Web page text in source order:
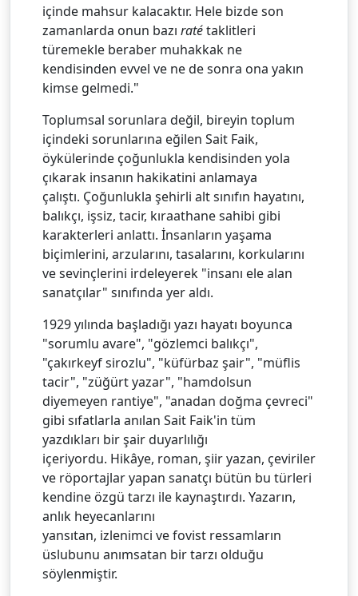
içinde mahsur kalacaktır. Hele bizde son
zamanlarda onun bazı ratétaklitleri
türemekle beraber muhakkak ne
kendisinden evvel ve ne de sonra ona yakın
kimse gelmedi."
Toplumsal sorunlara değil, bireyin toplum
içindeki sorunlarına eğilen Sait Faik,
öykülerinde çoğunlukla kendisinden yola
çıkarak insanın hakikatini anlamaya
çalıştı. Çoğunlukla şehirli alt sınıfın hayatını,
balıkçı, işsiz, tacir, kıraathane sahibi gibi
karakterleri anlattı. İnsanların yaşama
biçimlerini, arzularını, tasalarını, korkularını
ve sevinçlerini irdeleyerek "insanı ele alan
sanatçılar" sınıfında yer aldı.
1929 yılında başladığı yazı hayatı boyunca
"sorumlu avare", "gözlemci balıkçı",
"çakırkeyf sirozlu", "küfürbaz şair", "müflis
tacir", "züğürt yazar", "hamdolsun
diyemeyen rantiye", "anadan doğma çevreci"
gibi sıfatlarla anılan Sait Faik'in tüm
yazdıkları bir şair duyarlılığı
içeriyordu. Hikâye, roman, şiir yazan, çeviriler
ve röportajlar yapan sanatçı bütün bu türleri
kendine özgü tarzı ile kaynaştırdı. Yazarın,
anlık heyecanlarını
yansıtan, izlenimci ve fovist ressamların
üslubunu anımsatan bir tarzı olduğu
söylenmiştir.